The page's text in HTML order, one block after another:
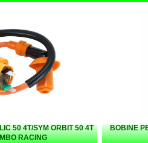
50 4T/SYM ORBIT 50 4T
RACING
BOBINE